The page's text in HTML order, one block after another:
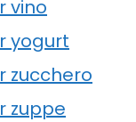
vino
yogurt
zucchero
zuppe